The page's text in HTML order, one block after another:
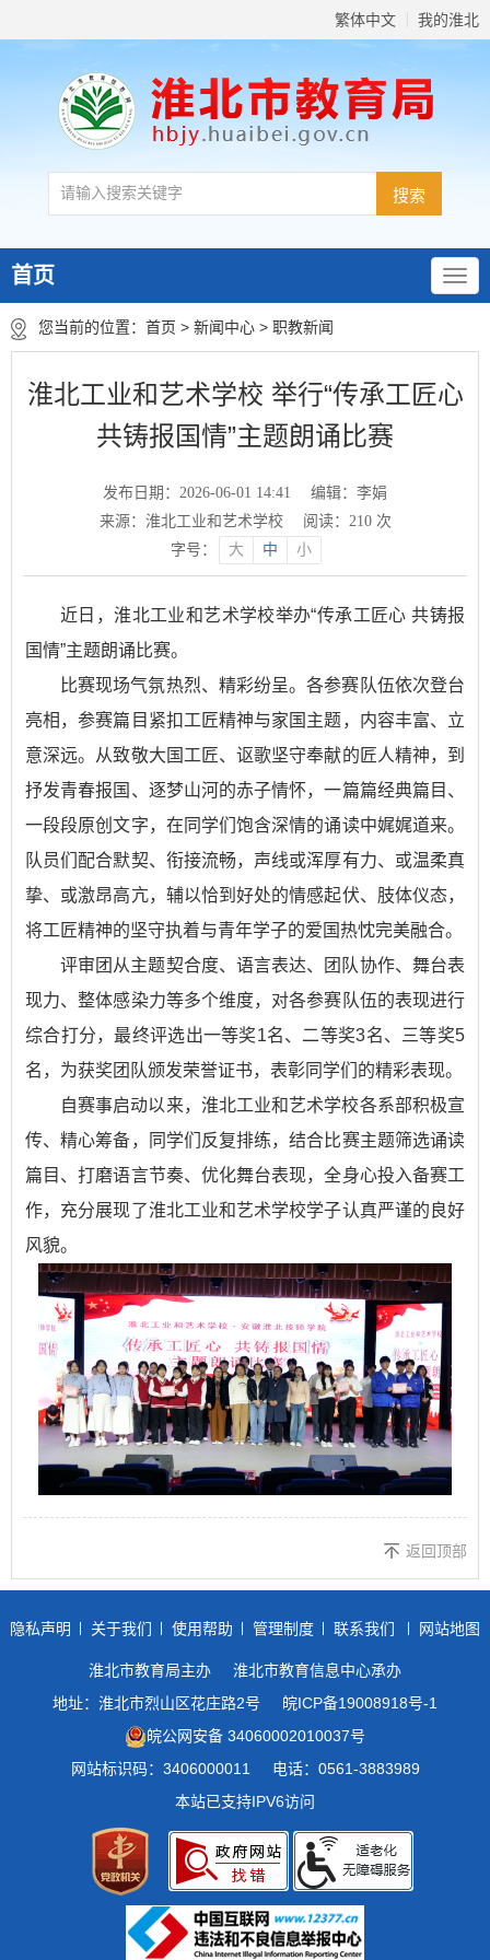
繁体中文 我的淮北
首页
您当前的位置： 首页 > 新闻中心 > 职教新闻
淮北工业和艺术学校 举行“传承工匠心
共铸报国情”主题朗诵比赛
发布日期：2026-06-01 14:41
编辑：李娟
来源：淮北工业和艺术学校
阅读： 210次
字号：
大 中 小
近日，淮北工业和艺术学校举办“传承工匠心 共铸报
国情”主题朗诵比赛。
比赛现场气氛热烈、精彩纷呈。各参赛队伍依次登台
亮相，参赛篇目紧扣工匠精神与家国主题，内容丰富、立
意深远。从致敬大国工匠、讴歌坚守奉献的匠人精神，到
抒发青春报国、逐梦山河的赤子情怀，一篇篇经典篇目、
一段段原创文字，在同学们饱含深情的诵读中娓娓道来。
队员们配合默契、衔接流畅，声线或浑厚有力、或温柔真
挚、或激昂高亢，辅以恰到好处的情感起伏、肢体仪态，
将工匠精神的坚守执着与青年学子的爱国热忱完美融合。
评审团从主题契合度、语言表达、团队协作、舞台表
现力、整体感染力等多个维度，对各参赛队伍的表现进行
综合打分，最终评选出一等奖1名、二等奖3名、三等奖5
名，为获奖团队颁发荣誉证书，表彰同学们的精彩表现。
自赛事启动以来，淮北工业和艺术学校各系部积极宣
传、精心筹备，同学们反复排练，结合比赛主题筛选诵读
篇目、打磨语言节奏、优化舞台表现，全身心投入备赛工
作，充分展现了淮北工业和艺术学校学子认真严谨的良好
风貌。
返回顶部
隐私声明 关于我们 使用帮助 管理制度 联系我们 网站地图
淮北市教育局主办
淮北市教育信息中心承办
地址：淮北市烈山区花庄路2号
皖ICP备19008918号-1
皖公网安备 34060002010037号
网站标识码：3406000011
电话：0561-3883989
本站已支持IPV6访问